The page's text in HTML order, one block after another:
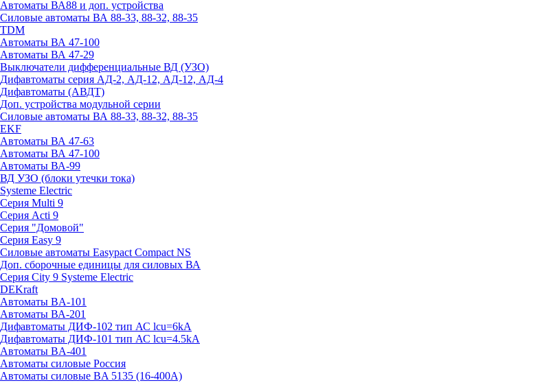
Автоматы ВА88 и доп. устройства
Силовые автоматы ВА 88-33, 88-32, 88-35
TDM
Автоматы ВА 47-100
Автоматы ВА 47-29
Выключатели дифференциальные ВД (УЗО)
Дифавтоматы серия АД-2, АД-12, АД-12, АД-4
Дифавтоматы (АВДТ)
Доп. устройства модульной серии
Силовые автоматы ВА 88-33, 88-32, 88-35
EKF
Автоматы ВА 47-63
Автоматы ВА 47-100
Автоматы ВА-99
ВД УЗО (блоки утечки тока)
Systeme Electric
Серия Multi 9
Серия Acti 9
Серия "Домовой"
Серия Easy 9
Силовые автоматы Easypact Compact NS
Доп. сборочные единицы для силовых ВА
Серия City 9 Systeme Electric
DEKraft
Автоматы BA-101
Автоматы ВА-201
Дифавтоматы ДИФ-102 тип АС lcu=6kA
Дифавтоматы ДИФ-101 тип АС lcu=4.5kA
Автоматы BA-401
Автоматы силовые Россия
Автоматы силовые BA 5135 (16-400А)